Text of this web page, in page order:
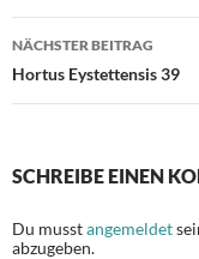
NÄCHSTER BEITRAG
Hortus Eystettensis 39
SCHREIBE EINEN
Du musstangemeldet
abzugeben.